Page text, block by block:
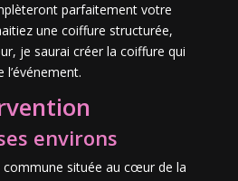
parfaitement votre
une coiffure structurée,
je saurai créer la coiffure qui
environs
commune située au cœur de la